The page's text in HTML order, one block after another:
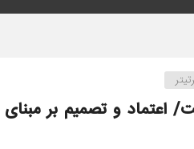
و تصمیم بر مبنای